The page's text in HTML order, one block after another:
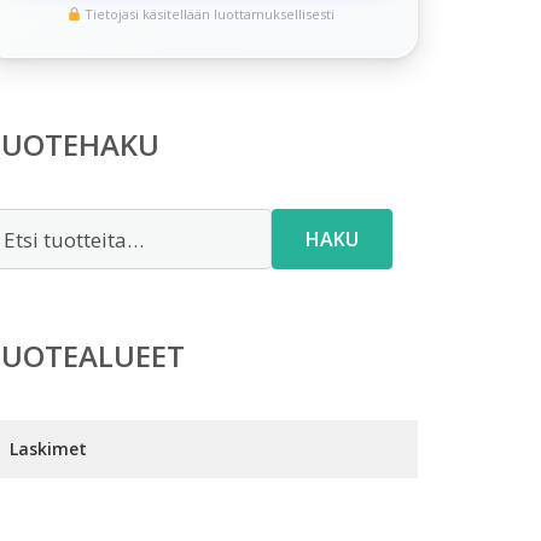
Tietojasi käsitellään luottamuksellisesti
HAKU
Laskimet